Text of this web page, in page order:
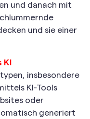
und danach mit
und sie einer
insbesondere
KI-Tools
oder
generiert